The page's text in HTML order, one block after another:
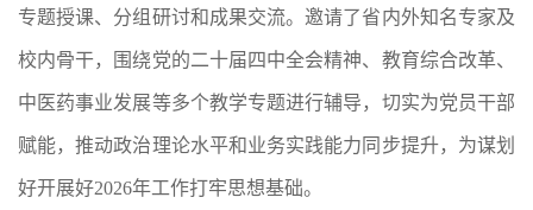
专题授课、分组研讨和成果交流。邀请了省内外知名专家及
校内骨干，围绕党的二十届四中全会精神、教育综合改革、
中医药事业发展等多个教学专题进行辅导，切实为党员干部
赋能，推动政治理论水平和业务实践能力同步提升，为谋划
好开展好2026年工作打牢思想基础。